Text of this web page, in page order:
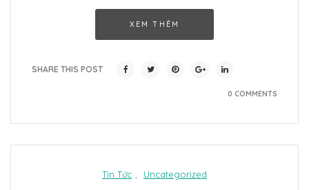
XEM THÊM
SHARE THIS POST
0 COMMENTS
Tin Tức Uncategorized